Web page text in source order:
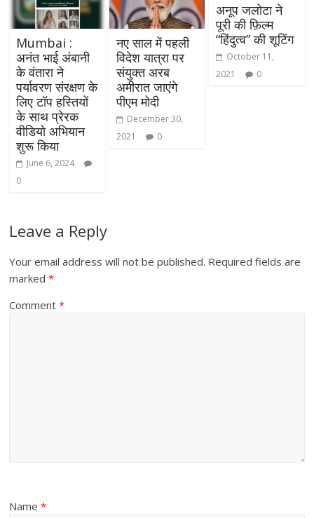
Mumbai :
अनंत भाई अंबानी
के वंतारा ने
पर्यावरण संरक्षण के
लिए टॉप हस्तियों
के साथ प्रेरक
वीडियो अभियान
शुरू किया
June 6, 2024
0
नए साल में पहली
विदेश यात्रा पर
संयुक्त अरब
अमीरात जाएंगे
पीएम मोदी
December 30,
2021
0
अनूप जलोटा ने
पूरी की फ़िल्म
“हिंदुत्व” की शूटिंग
October 11,
2021
0
Leave a Reply
Your email address will not be published. Required fields are
marked*
Comment*
Name*